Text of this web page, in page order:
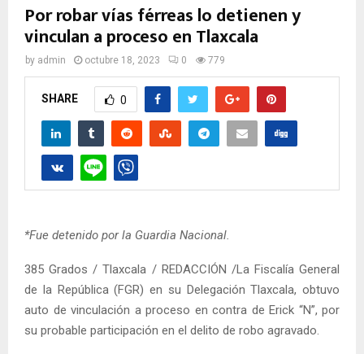
Por robar vías férreas lo detienen y
vinculan a proceso en Tlaxcala
by admin octubre 18, 2023 0 779
SHARE 0
*Fue detenido por la Guardia Nacional.
385 Grados / Tlaxcala / REDACCIÓN /La Fiscalía General
de la República (FGR) en su Delegación Tlaxcala, obtuvo
auto de vinculación a proceso en contra de Erick “N”, por
su probable participación en el delito de robo agravado.